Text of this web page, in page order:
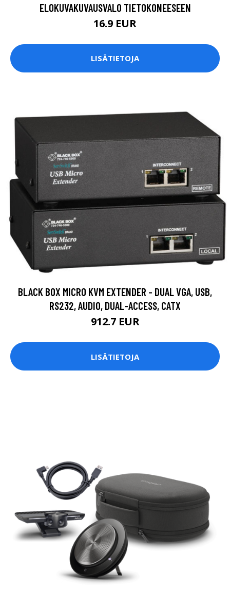
ELOKUVAKUVAUSVALO TIETOKONEESEEN
16.9 EUR
LISÄTIETOJA
BLACK BOX MICRO KVM EXTENDER - DUAL VGA, USB,
RS232, AUDIO, DUAL-ACCESS, CATX
912.7 EUR
LISÄTIETOJA